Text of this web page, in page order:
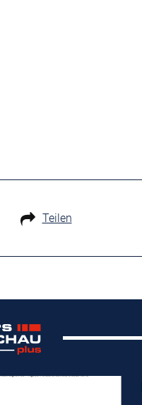
Teilen